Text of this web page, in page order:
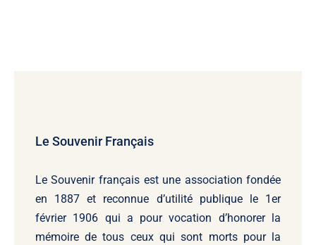
Le Souvenir Français
Le Souvenir français est une association fondée
en 1887 et reconnue d’utilité publique le 1er
février 1906 qui a pour vocation d’honorer la
mémoire de tous ceux qui sont morts pour la